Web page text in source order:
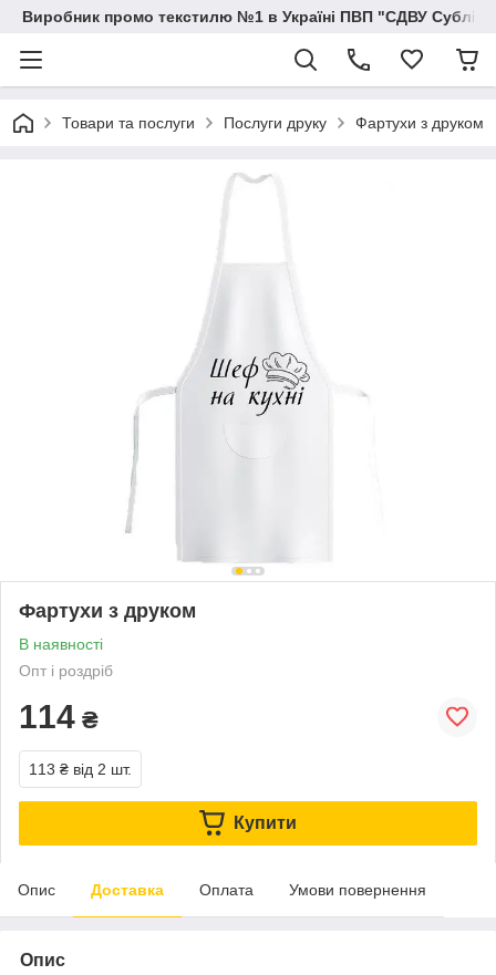
Виробник промо текстилю №1 в Україні ПВП "СДВУ
Товари та послуги Послуги друку Фартухи з друком
Фартухи з друком
В наявності
Опт і роздріб
114 ₴
113 ₴ від 2 шт.
Купити
Опис Доставка Оплата Умови повернення
Опис